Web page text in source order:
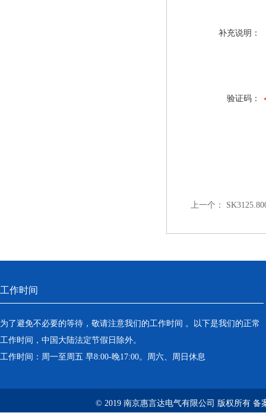
补充说明：
验证码：
上一个：
工作时间
为了避免不必要的等待，敬请注意我们的工作时间 。以下是我们的正常
工作时间，中国大陆法定节假日除外。
工作时间：周一至周五 早8:00-晚17:00。周六、周日休息
© 2019 南京惠言达电气有限公司 版权所有 备